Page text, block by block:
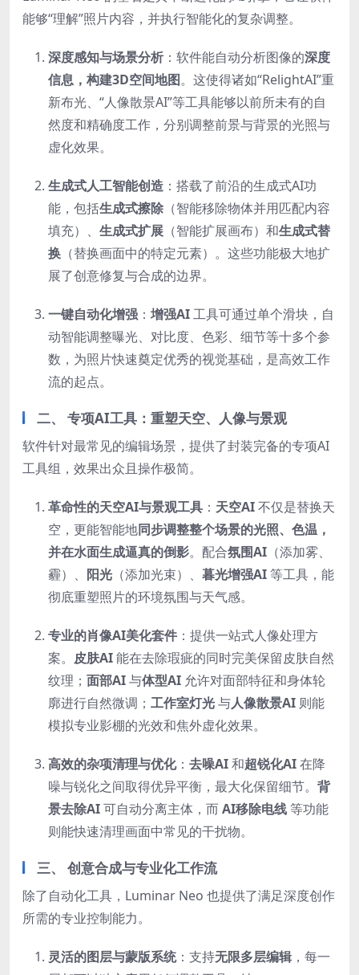
能够“理解”照片内容，并执行智能化的复杂调整。
深度感知与场景分析 ：软件能自动分析图像的深度
信息，构建3D空间地图。这使得诸如“RelightAI”重
新布光、“人像散景AI”等工具能够以前所未有的自
然度和精确度工作，分别调整前景与背景的光照与
虚化效果。
生成式人工智能创造 ：搭载了前沿的生成式AI功
能，包括生成式擦除 （智能移除物体并用匹配内容
填充）、 生成式扩展 （智能扩展画布）和生成式替
换 （替换画面中的特定元素）。这些功能极大地扩
展了创意修复与合成的边界。
一键自动化增强 ： 增强AI工具可通过单个滑块，自
动智能调整曝光、对比度、色彩、细节等十多个参
数，为照片快速奠定优秀的视觉基础，是高效工作
流的起点。
二、 专项AI工具：重塑天空、人像与景观
软件针对最常见的编辑场景，提供了封装完备的专项AI
工具组，效果出众且操作极简。
革命性的天空AI与景观工具 ： 天空AI不仅是替换天
空，更能智能地同步调整整个场景的光照、色温，
并在水面生成逼真的倒影。配合氛围AI （添加雾、
霾）、 阳光 （添加光束）、 暮光增强AI 等工具，能
彻底重塑照片的环境氛围与天气感。
专业的肖像AI美化套件 ：提供一站式人像处理方
案。 皮肤AI能在去除瑕疵的同时完美保留皮肤自然
纹理； 面部AI与体型AI 允许对面部特征和身体轮
廓进行自然微调； 工作室灯光与人像散景AI 则能
模拟专业影棚的光效和焦外虚化效果。
高效的杂项清理与优化： 去噪AI和超锐化AI在降
噪与锐化之间取得优异平衡，最大化保留细节。 背
景去除AI可自动分离主体，而 AI移除电线 等功能
则能快速清理画面中常见的干扰物。
三、 创意合成与专业化工作流
除了自动化工具，Luminar Neo 也提供了满足深度创作
所需的专业控制能力。
灵活的图层与蒙版系统：支持无限多层编辑，每一